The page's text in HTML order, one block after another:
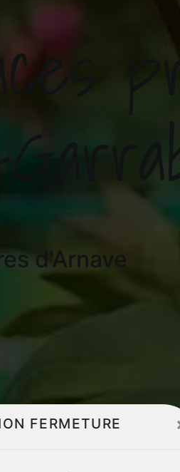
FERMETURE
d'Arnave